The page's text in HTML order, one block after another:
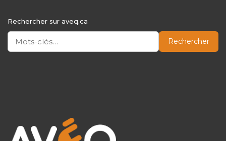
Rechercher sur aveq.ca
Rechercher